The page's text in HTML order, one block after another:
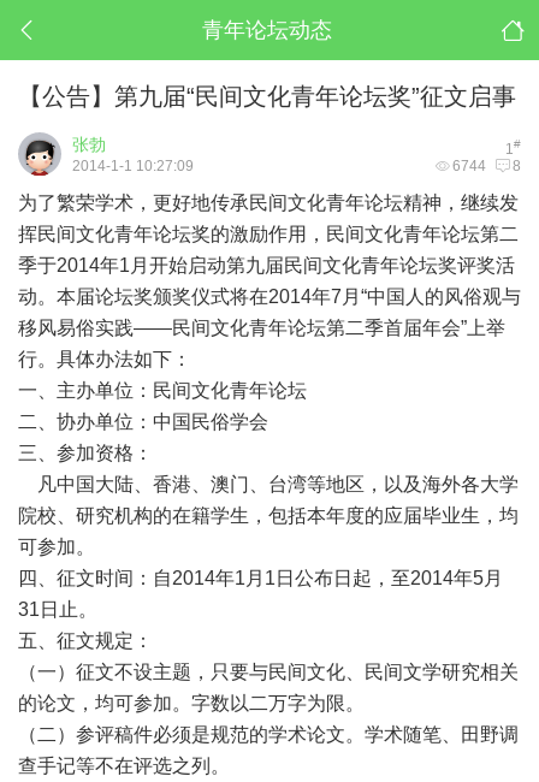
青年论坛动态
【公告】第九届“民间文化青年论坛奖”征文启事
1#
张勃
6744 8
2014-1-1 10:27:09
为了繁荣学术，更好地传承民间文化青年论坛精神，继续发
挥民间文化青年论坛奖的激励作用，民间文化青年论坛第二
季于2014年1月开始启动第九届民间文化青年论坛奖评奖活
动。本届论坛奖颁奖仪式将在2014年7月“中国人的风俗观与
移风易俗实践——民间文化青年论坛第二季首届年会”上举
行。具体办法如下：
一、主办单位：民间文化青年论坛
二、协办单位：中国民俗学会
三、参加资格：
凡中国大陆、香港、澳门、台湾等地区，以及海外各大学
院校、研究机构的在籍学生，包括本年度的应届毕业生，均
可参加。
四、征文时间：自2014年1月1日公布日起，至2014年5月
31日止。
五、征文规定：
（一）征文不设主题，只要与民间文化、民间文学研究相关
的论文，均可参加。字数以二万字为限。
（二）参评稿件必须是规范的学术论文。学术随笔、田野调
查手记等不在评选之列。